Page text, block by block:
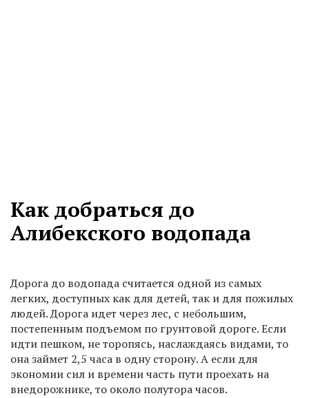
Как добраться до
Алибекского водопада
Дорога до водопада считается одной из самых
легких, доступных как для детей, так и для пожилых
людей. Дорога идет через лес, с небольшим,
постепенным подъемом по грунтовой дороге. Если
идти пешком, не торопясь, наслаждаясь видами, то
она займет 2,5 часа в одну сторону. А если для
экономии сил и времени часть пути проехать на
внедорожнике, то около полутора часов.